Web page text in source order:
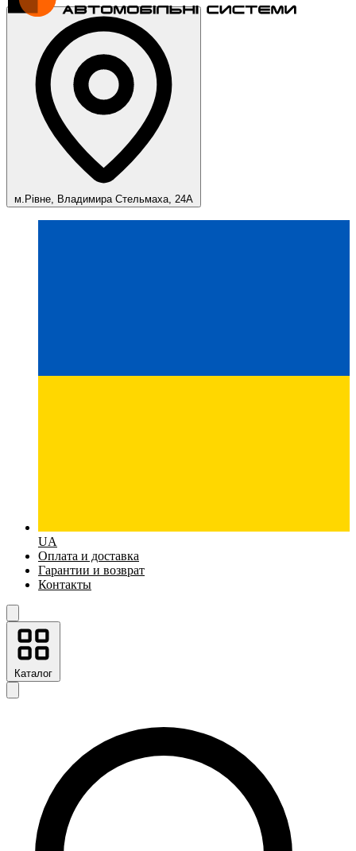
м.Рівне, Владимира Стельмаха, 24А
UA
Оплата и доставка
Гарантии и возврат
Контакты
Каталог